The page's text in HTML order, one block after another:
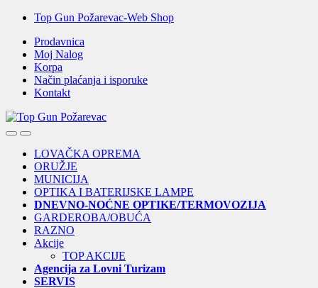
Skip
navigation
Skip
content
Top Gun Požarevac-Web Shop
Prodavnica
Moj Nalog
Korpa
Način plaćanja i isporuke
Kontakt
OpenClose
LOVAČKA OPREMA
ORUŽJE
MUNICIJA
OPTIKA I BATERIJSKE LAMPE
DNEVNO-NOĆNE OPTIKE/TERMOVOZIJA
GARDEROBA/OBUĆA
RAZNO
Akcije
TOP AKCIJE
Agencija za Lovni Turizam
SERVIS